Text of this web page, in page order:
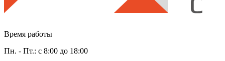
Время работы
Пн. - Пт.: с 8:00 до 18:00